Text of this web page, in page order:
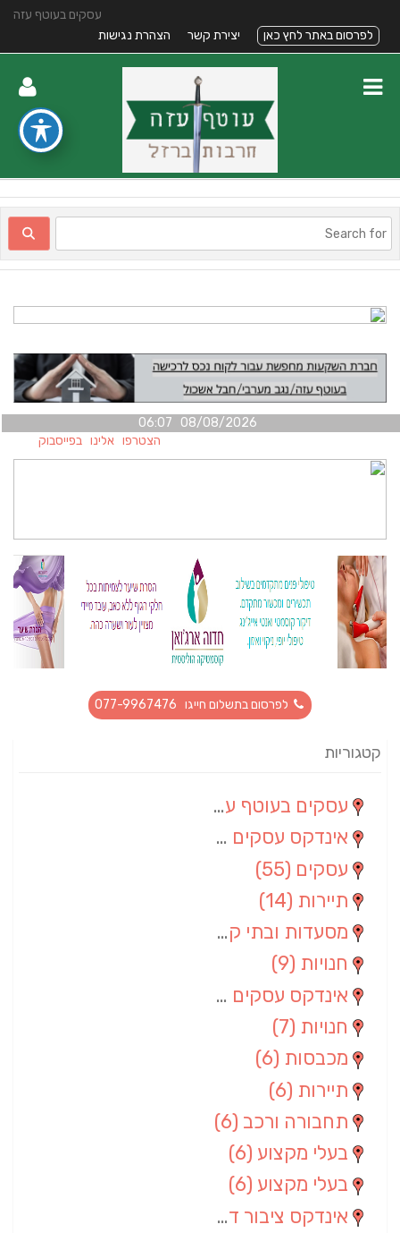
עסקים בעוטף עזה
לפרסום באתר לחץ כאן
יצירת קשר הצהרת נגישות
08/08/2026 06:07
הצטרפו אלינו בפייסבוק
לפרסום בתשלום חייגו 077-9967476
קטגוריות
עסקים בעוטף עזה
אינדקס עסקים מרחבי
עסקים (55)
תיירות (14)
מסעדות ובתי קפה
חנויות (9)
אינדקס עסקים ארצי
חנויות (7)
מכבסות (6)
תיירות (6)
תחבורה ורכב (6)
בעלי מקצוע (6)
בעלי מקצוע (6)
אינדקס ציבור דתי